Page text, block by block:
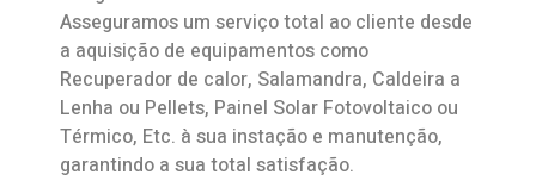
Asseguramos um serviço total ao cliente desde
a aquisição de equipamentos como
Recuperador de calor, Salamandra, Caldeira a
Lenha ou Pellets, Painel Solar Fotovoltaico ou
Térmico, Etc. à sua instação e manutenção,
garantindo a sua total satisfação.